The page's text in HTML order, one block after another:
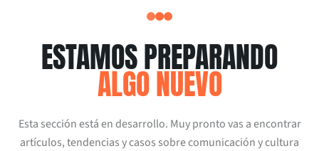
ESTAMOS PREPARANDO
ALGO NUEVO
Esta sección está en desarrollo. Muy pronto vas a encontrar
artículos, tendencias y casos sobre comunicación y cultura